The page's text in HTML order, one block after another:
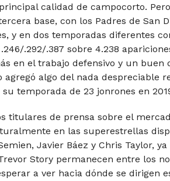
calidad de campocorto.
base, con los Padres de San
y en dos temporadas diferentes
.292/.387 sobre 4.238
en el trabajo defensivo y un
agregó algo del nada despreciable
temporada de 23 jonrones en
titulares de prensa sobre el
en las superestrellas
Javier Báez y Chris Taylor,
Story permanecen entre los
a ver hacia dónde se dirigen